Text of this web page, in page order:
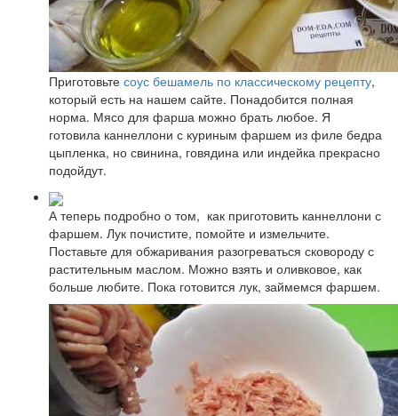
Приготовьте соус бешамель по классическому рецепту,
который есть на нашем сайте. Понадобится полная
норма. Мясо для фарша можно брать любое. Я
готовила каннеллони с куриным фаршем из филе бедра
цыпленка, но свинина, говядина или индейка прекрасно
подойдут.
А теперь подробно о том, как приготовить каннеллони с
фаршем. Лук почистите, помойте и измельчите.
Поставьте для обжаривания разогреваться сковороду с
растительным маслом. Можно взять и оливковое, как
больше любите. Пока готовится лук, займемся фаршем.